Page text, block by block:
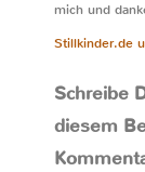
mich und
Stillkinder.de
Schreibe
diesem